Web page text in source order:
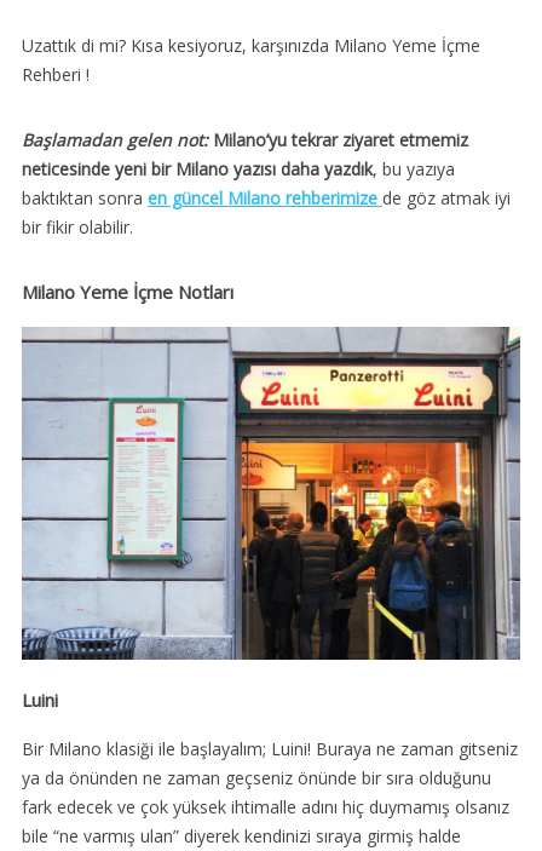
Uzattık di mi? Kısa kesiyoruz, karşınızda Milano Yeme İçme
Rehberi !
Başlamadan gelen not: Milano’yu tekrar ziyaret etmemiz
neticesinde yeni bir Milano yazısı daha yazdık, bu yazıya
baktıktan sonra en güncel Milano rehberimize de göz atmak iyi
bir fikir olabilir.
Milano Yeme İçme Notları
Luini
Bir Milano klasiği ile başlayalım; Luini! Buraya ne zaman gitseniz
ya da önünden ne zaman geçseniz önünde bir sıra olduğunu
fark edecek ve çok yüksek ihtimalle adını hiç duymamış olsanız
bile “ne varmış ulan” diyerek kendinizi sıraya girmiş halde